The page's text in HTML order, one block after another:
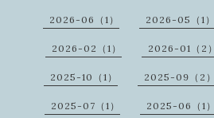
2026-06（1） 2026-05（1）
2026-02（1） 2026-01（2）
2025-10（1） 2025-09（2）
2025-07（1） 2025-06（1）